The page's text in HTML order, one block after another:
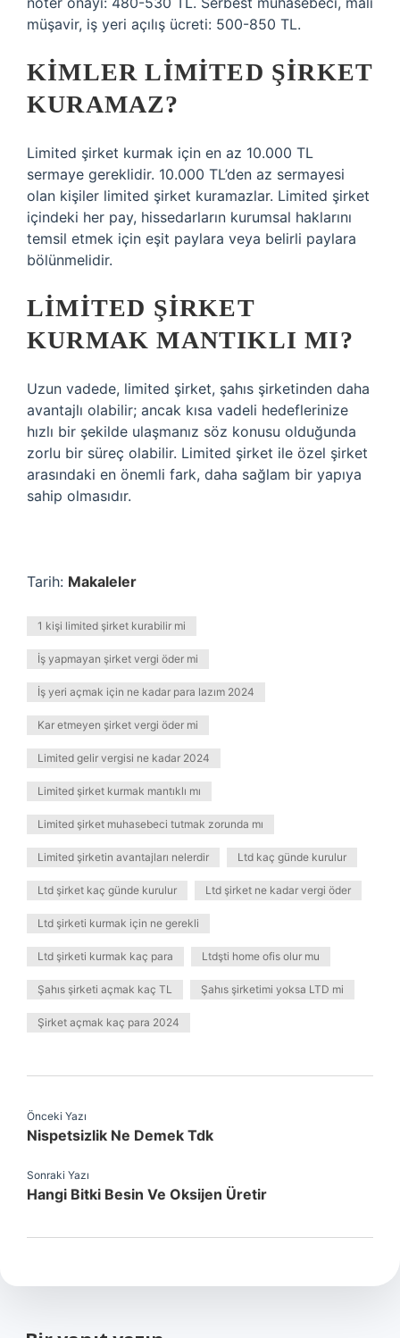
müşavir, iş yeri açılış ücreti: 500-850 TL.
KIMLER LIMITED ŞIRKET
KURAMAZ?
Limited şirket kurmak için en az 10.000 TL
sermaye gereklidir. 10.000 TL’den az sermayesi
olan kişiler limited şirket kuramazlar. Limited şirket
içindeki her pay, hissedarların kurumsal haklarını
temsil etmek için eşit paylara veya belirli paylara
bölünmelidir.
LIMITED ŞIRKET
KURMAK MANTIKLI MI?
Uzun vadede, limited şirket, şahıs şirketinden daha
avantajlı olabilir; ancak kısa vadeli hedeflerinize
hızlı bir şekilde ulaşmanız söz konusu olduğunda
zorlu bir süreç olabilir. Limited şirket ile özel şirket
arasındaki en önemli fark, daha sağlam bir yapıya
sahip olmasıdır.
Tarih: Makaleler
1 kişi limited şirket kurabilir mi
İş yapmayan şirket vergi öder mi
İş yeri açmak için ne kadar para lazım 2024
Kar etmeyen şirket vergi öder mi
Limited gelir vergisi ne kadar 2024
Limited şirket kurmak mantıklı mı
Limited şirket muhasebeci tutmak zorunda mı
Limited şirketin avantajları nelerdir Ltd kaç günde kurulur
Ltd şirket kaç günde kurulur Ltd şirket ne kadar vergi öder
Ltd şirketi kurmak için ne gerekli
Ltd şirketi kurmak kaç para Ltdşti home ofis olur mu
Şahıs şirketi açmak kaç TL Şahıs şirketimi yoksa LTD mi
Şirket açmak kaç para 2024
Önceki Yazı
Nispetsizlik Ne Demek Tdk
Sonraki Yazı
Hangi Bitki Besin Ve Oksijen Üretir